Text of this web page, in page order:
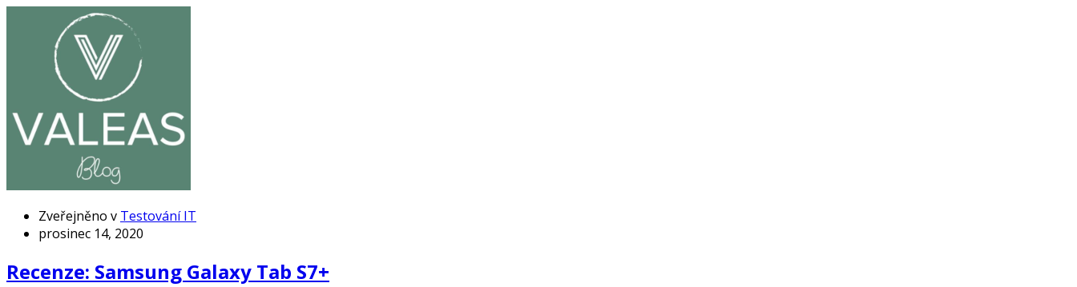
Zveřejněno v Testování IT
prosinec 14, 2020
Recenze: Samsung Galaxy Tab S7+